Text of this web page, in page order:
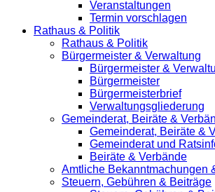
Veranstaltungen
Termin vorschlagen
Rathaus & Politik
Rathaus & Politik
Bürgermeister & Verwaltung
Bürgermeister &
Bürgermeister
Bürgermeisterbrief
Verwaltungsgliederung
Gemeinderat, Beiräte &
Gemeinderat, Beiräte &
Gemeinderat und
Beiräte & Verbände
Amtliche Bekanntmachungen
Steuern, Gebühren & Beiträge